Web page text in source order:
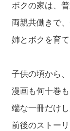
ボクの家は、
両親共働きで
姉とボクを育
子供の頃から
漫画も何十巻
端な一冊だけ
前後のストー